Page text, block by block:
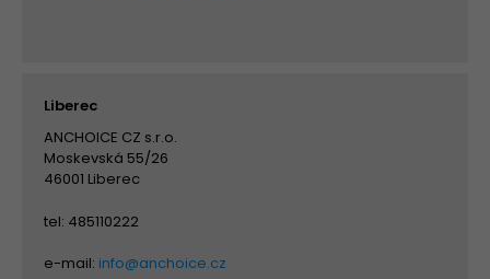
Liberec
ANCHOICE CZ s.r.o.
Moskevská 55/26
46001 Liberec
tel: 485110222
e-mail: info@anchoice.cz